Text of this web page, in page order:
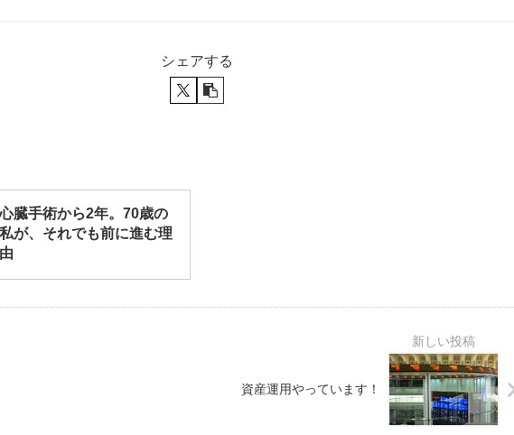
シェアする
心臓手術から2年。70歳の
私が、それでも前に進む理
由
資産運用やっています！